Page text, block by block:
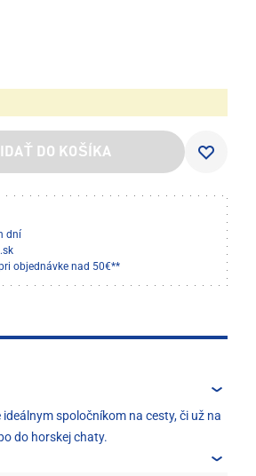
DO KOŠÍKA
dní
objednávke nad 50€**
spoločníkom na cesty, či už na
do horskej chaty.